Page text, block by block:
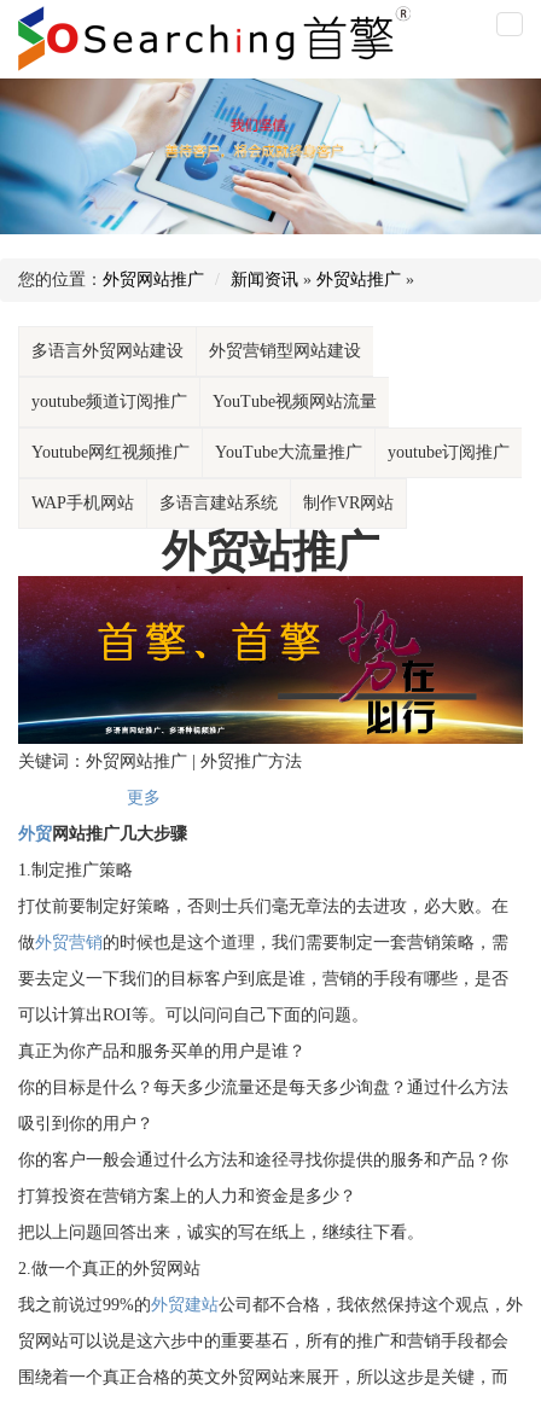
外
站
广
您的位置： 外贸网站推广 新闻资讯 » 外贸站推广 »
多语言外贸网站建设 外贸营销型网站建设
youtube频道订阅推广 YouTube视频网站流量
Youtube网红视频推广 YouTube大流量推广 youtube订阅推广
WAP手机网站 多语言建站系统 制作VR网站
外贸站推广
关键词：外贸网站推广 | 外贸推广方法
更多
外贸网站推广几大步骤
1.制定推广策略
打仗前要制定好策略，否则士兵们毫无章法的去进攻，必大败。在
做外贸营销的时候也是这个道理，我们需要制定一套营销策略，需
要去定义一下我们的目标客户到底是谁，营销的手段有哪些，是否
可以计算出ROI等。可以问问自己下面的问题。
真正为你产品和服务买单的用户是谁？
你的目标是什么？每天多少流量还是每天多少询盘？通过什么方法
吸引到你的用户？
你的客户一般会通过什么方法和途径寻找你提供的服务和产品？你
打算投资在营销方案上的人力和资金是多少？
把以上问题回答出来，诚实的写在纸上，继续往下看。
2.做一个真正的外贸网站
我之前说过99%的外贸建站公司都不合格，我依然保持这个观点，外
贸网站可以说是这六步中的重要基石，所有的推广和营销手段都会
围绕着一个真正合格的英文外贸网站来展开，所以这步是关键，而